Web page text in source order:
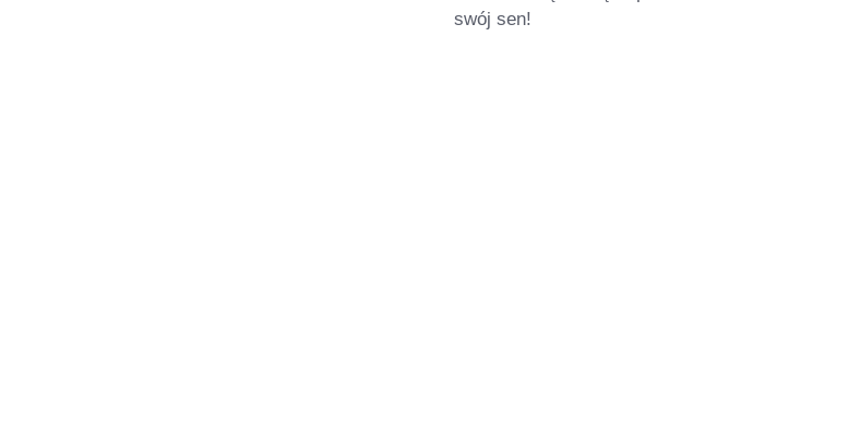
swój sen!